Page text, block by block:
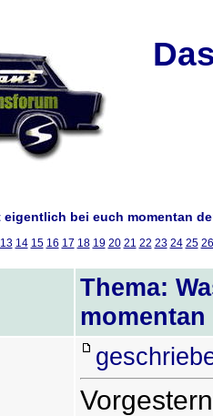
eigentlich bei euch momentan
13 14 15 16 17 18 19 20 21 22 23 24 25 26
Thema: